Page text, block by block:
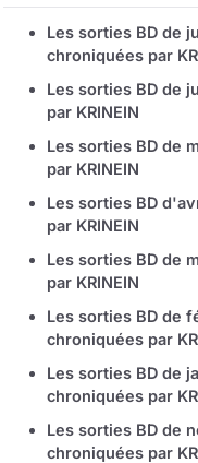
Les sorties BD de
chroniquées par
Les sorties BD de
par KRINEIN
Les sorties BD de
par KRINEIN
Les sorties BD
par KRINEIN
Les sorties BD de
par KRINEIN
Les sorties BD de
chroniquées par
Les sorties BD de
chroniquées par
Les sorties BD de
chroniquées par